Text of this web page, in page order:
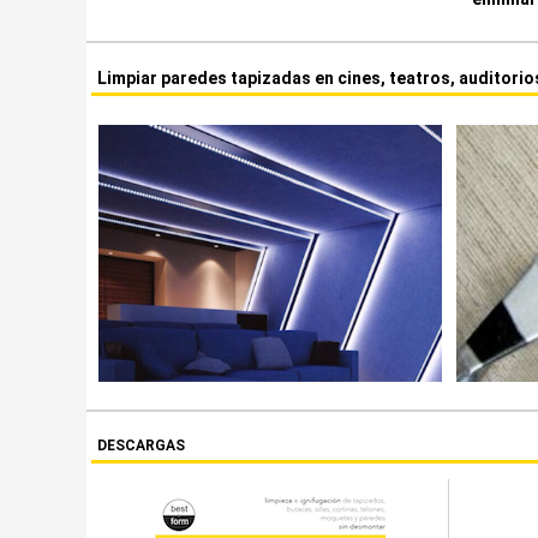
Limpiar paredes tapizadas en cines, teatros,
DESCARGAS